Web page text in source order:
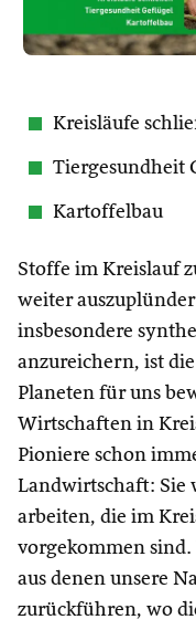
Kreisläufe
Tiergesundheit
Kartoffelbau
Stoffe im Kreislauf
weiter
insbesondere
anzureichern, ist
Planeten für uns
Wirtschaften in
Pioniere schon
Landwirtschaft: Sie
arbeiten, die im
vorgekommen
aus denen unsere
zurückführen, wo